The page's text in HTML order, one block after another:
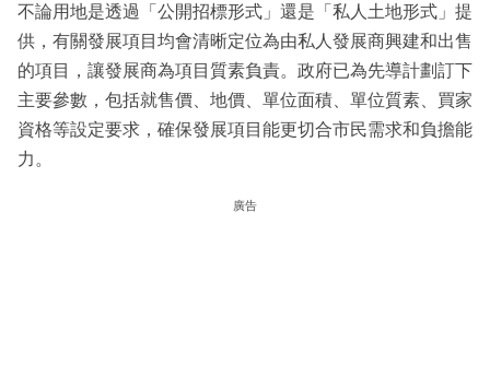
不論用地是透過「公開招標形式」還是「私人土地形式」提
供，有關發展項目均會清晰定位為由私人發展商興建和出售
的項目，讓發展商為項目質素負責。政府已為先導計劃訂下
主要參數，包括就售價、地價、單位面積、單位質素、買家
資格等設定要求，確保發展項目能更切合市民需求和負擔能
力。
廣告